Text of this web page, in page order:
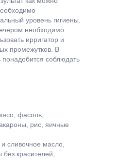
уровень гигиены.
необходимо
ирригатор и
промежутков. В
соблюдать
фасоль;
рис, яичные
сливочное масло,
красителей,